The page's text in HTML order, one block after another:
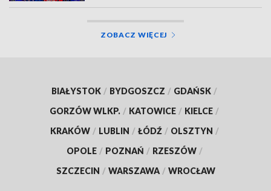
ZOBACZ WIĘCEJ
BIAŁYSTOK / BYDGOSZCZ / GDAŃSK /
GORZÓW WLKP. / KATOWICE / KIELCE /
KRAKÓW / LUBLIN / ŁÓDŹ / OLSZTYN /
OPOLE / POZNAŃ / RZESZÓW /
SZCZECIN / WARSZAWA / WROCŁAW